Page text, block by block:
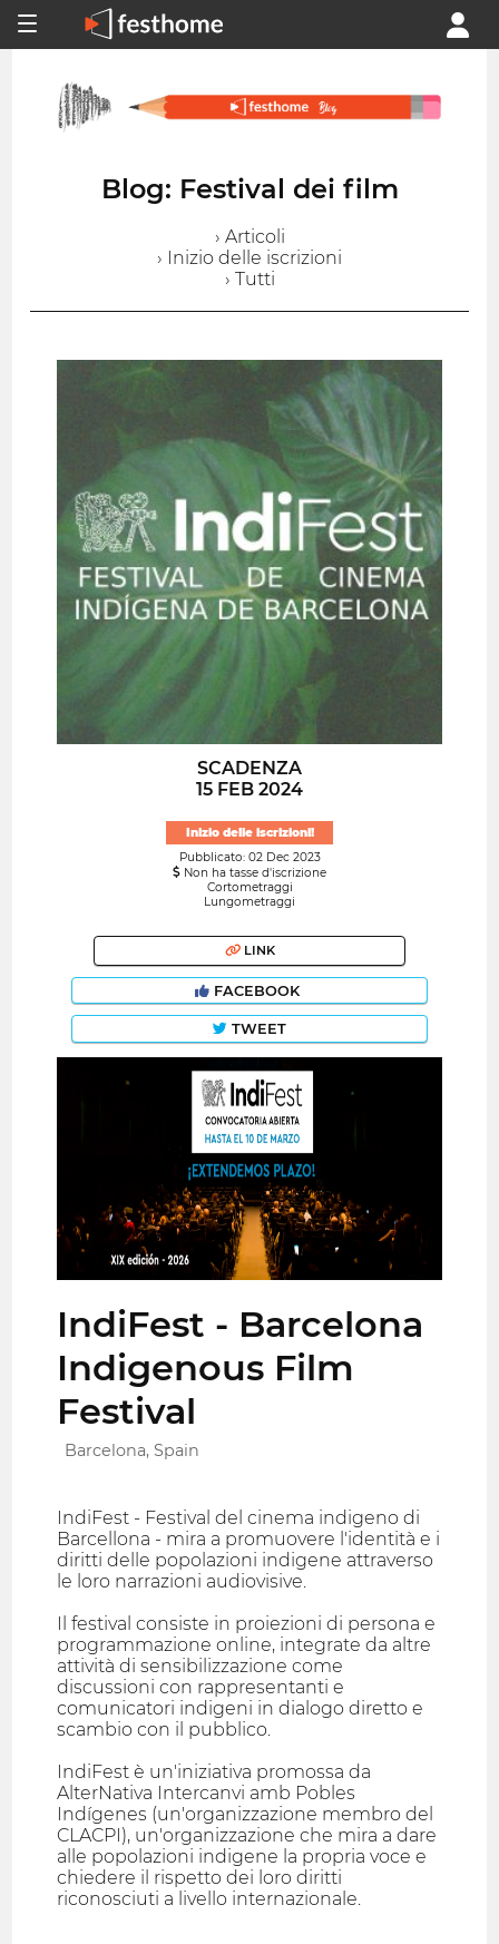
Blog: Festival dei film
› Articoli
› Inizio delle iscrizioni
› Tutti
SCADENZA
15 FEB 2024
Inizio delle iscrizioni!
Pubblicato: 02 Dec 2023
Non ha tasse d'iscrizione
Cortometraggi
Lungometraggi
LINK
FACEBOOK
TWEET
IndiFest - Barcelona
Indigenous Film
Festival
Barcelona, Spain
IndiFest - Festival del cinema indigeno di
Barcellona - mira a promuovere l'identità e i
diritti delle popolazioni indigene attraverso
le loro narrazioni audiovisive.
Il festival consiste in proiezioni di persona e
programmazione online, integrate da altre
attività di sensibilizzazione come
discussioni con rappresentanti e
comunicatori indigeni in dialogo diretto e
scambio con il pubblico.
IndiFest è un'iniziativa promossa da
AlterNativa Intercanvi amb Pobles
Indígenes (un'organizzazione membro del
CLACPI), un'organizzazione che mira a dare
alle popolazioni indigene la propria voce e
chiedere il rispetto dei loro diritti
riconosciuti a livello internazionale.